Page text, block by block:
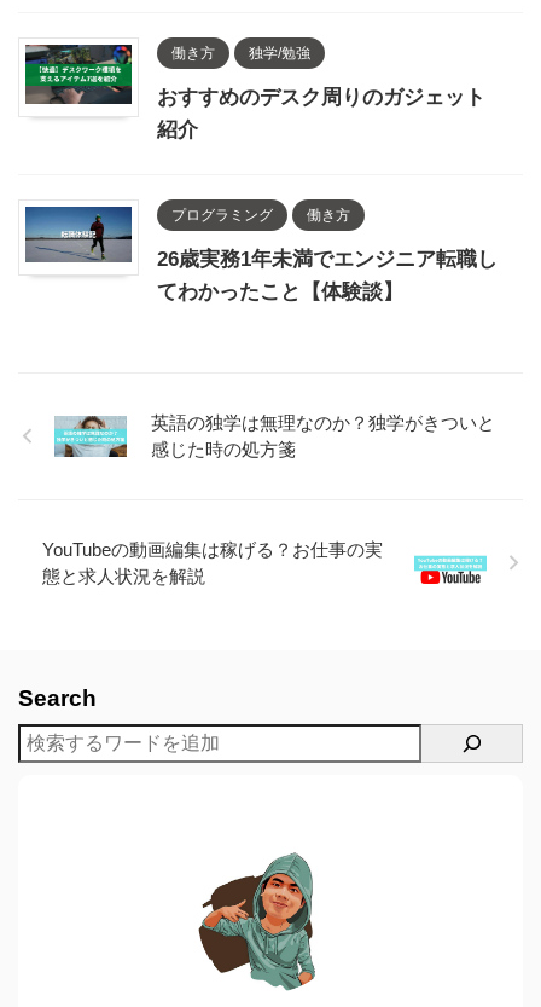
働き方 独学/勉強
おすすめのデスク周りのガジェット
紹介
プログラミング 働き方
26歳実務1年未満でエンジニア転職し
てわかったこと【体験談】
英語の独学は無理なのか？独学がきついと
感じた時の処方箋
YouTubeの動画編集は稼げる？お仕事の実
態と求人状況を解説
Search